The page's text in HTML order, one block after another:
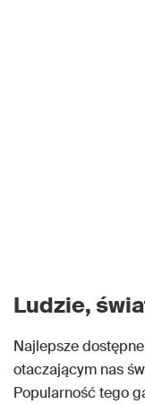
Ludzie,
Najlepsze
otaczającym nas
Popularność tego